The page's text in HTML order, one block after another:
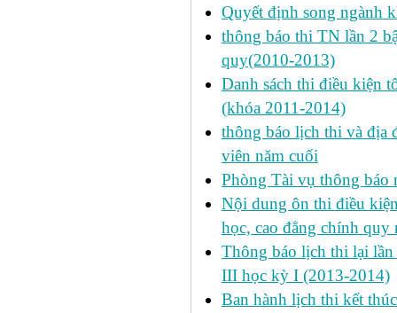
Quyết định song ngành
thông báo thi TN lần 2
quy(2010-2013)
Danh sách thi điều kiện
(khóa 2011-2014)
thông báo lịch thi và địa
viên năm cuối
Phòng Tài vụ thông báo
Nội dung ôn thi điều
học, cao đẳng chính quy
Thông báo lịch thi lại
III học kỳ I (2013-2014)
Ban hành lịch thi kết